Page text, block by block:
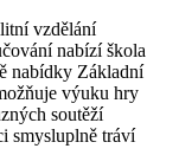
vzdělání
nabízí škola
nabídky Základní
výuku hry
soutěží
smysluplně tráví